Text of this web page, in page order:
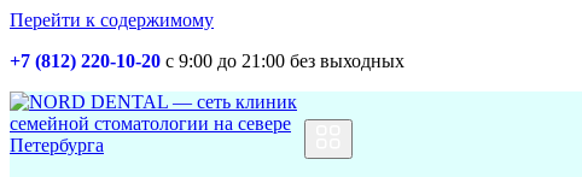
Перейти к содержимому
+7 (812) 220-10-20 с 9:00 до 21:00 без выходных
Основная
навигация